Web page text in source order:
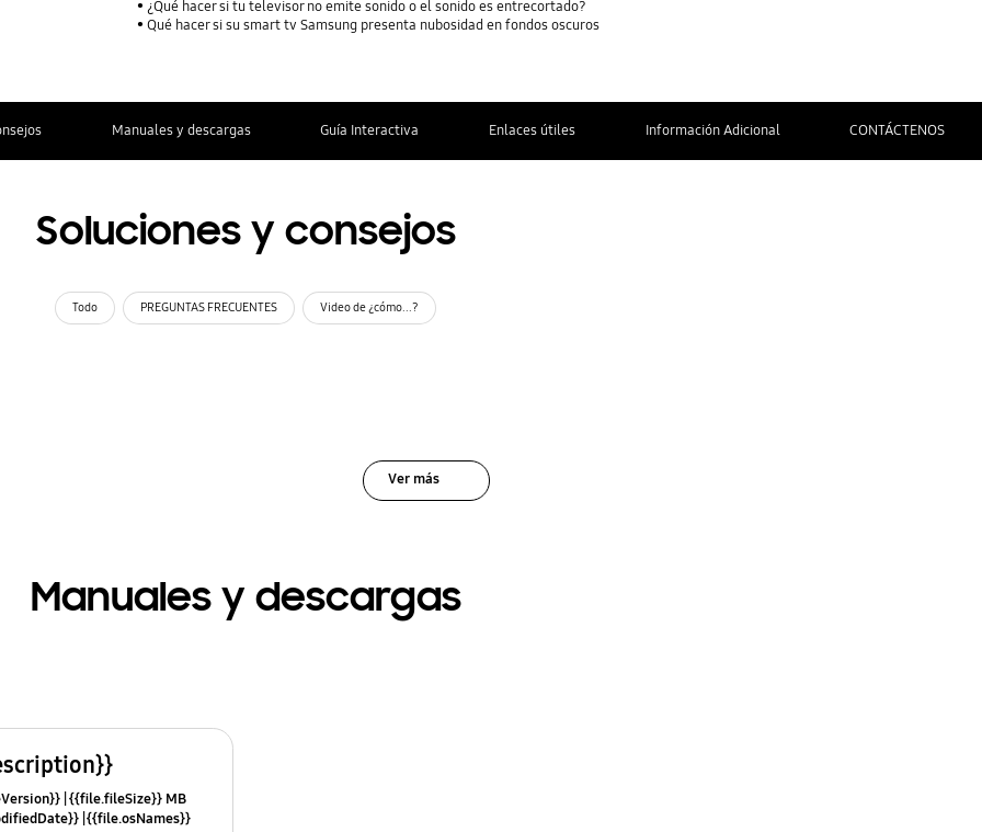
¿Qué hacer si tu televisor no emite sonido o el sonido es entrecortado?
Qué hacer si su smart tv Samsung presenta nubosidad en fondos oscuros
Manuales y descargas Guía Interactiva Enlaces útiles Información Adicional CONTÁCTENOS
Soluciones y consejos
Todo PREGUNTAS FRECUENTES Video de ¿cómo...?
Ver más
Manuales y descargas
{{file.fileSize}} MB
{{file.osNames}}